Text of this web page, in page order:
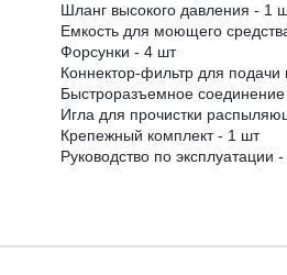
Шланг высокого давления - 1
Емкость для моющего
Форсунки - 4 шт
Коннектор-фильтр для
Быстроразъемное
Игла для прочистки
Крепежный комплект - 1 шт
Руководство по эксплуатации